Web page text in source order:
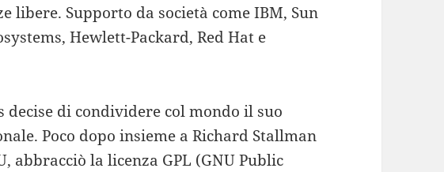
libere. Supporto da società come IBM, Sun
Hewlett-Packard, Red Hat e
decise di condividere col mondo il suo
Poco dopo insieme a Richard Stallman
abbracciò la licenza GPL (GNU Public